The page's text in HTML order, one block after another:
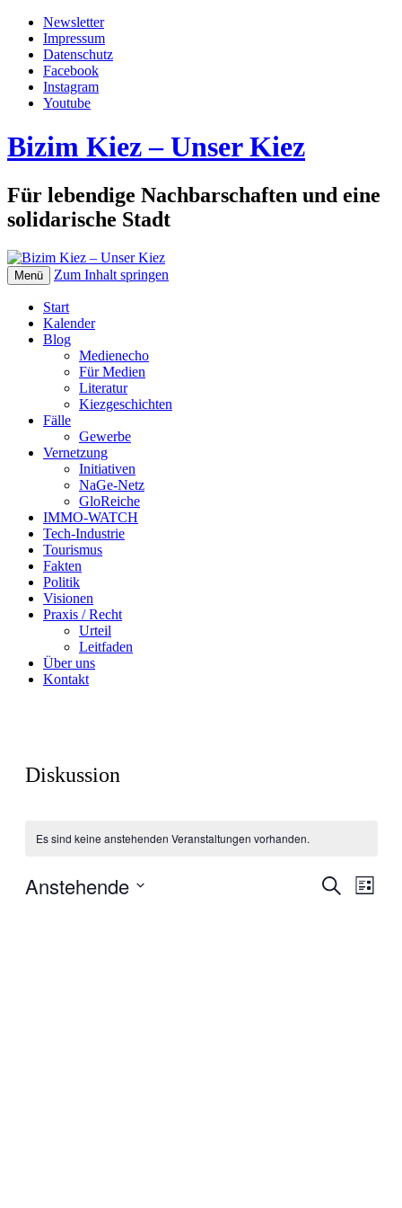
Newsletter
Impressum
Datenschutz
Facebook
Instagram
Youtube
Bizim Kiez – Unser Kiez
Für lebendige Nachbarschaften und eine
solidarische Stadt
Menü Zum Inhalt springen
Start
Kalender
Blog
Medienecho
Für Medien
Literatur
Kiezgeschichten
Fälle
Gewerbe
Vernetzung
Initiativen
NaGe-Netz
GloReiche
IMMO-WATCH
Tech-Industrie
Tourismus
Fakten
Politik
Visionen
Praxis / Recht
Urteil
Leitfaden
Über uns
Kontakt
Diskussion
Es sind keine anstehenden Veranstaltungen vorhanden.
Suche
Liste
Anstehende